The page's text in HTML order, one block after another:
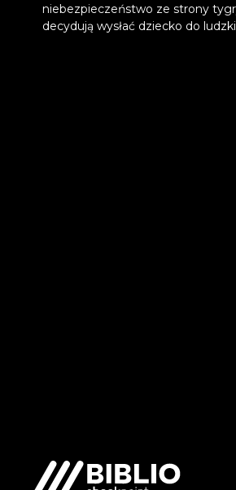
niebezpieczeństwo ze strony
decydują wysłać dziecko do